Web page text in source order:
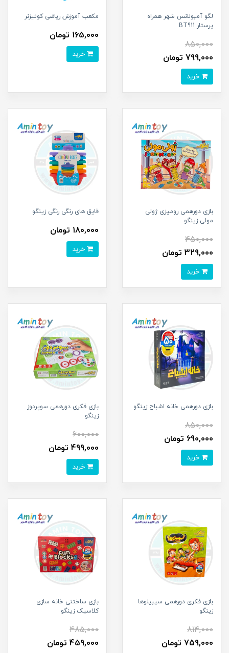
لگو آمبولانس شهر همراه
پرستار BT911
850,000
799,000 تومان
مکعب آموزش ریاضی کوئیزنر
165,000 تومان
بازی دورهمی رومیزی ژولی
مولی زینگو
450,000
329,000 تومان
قایق های رنگی رنگی زینگو
180,000 تومان
بازی دورهمی خانه اشباح زینگو
850,000
690,000 تومان
بازی فکری دورهمی سوپردوز
زینگو
600,000
499,000 تومان
بازی فکری دورهمی سیبیلوها
زینگو
814,000
759,000 تومان
بازی ساختنی خانه سازی
کلاسیک زینگو
485,000
459,000 تومان